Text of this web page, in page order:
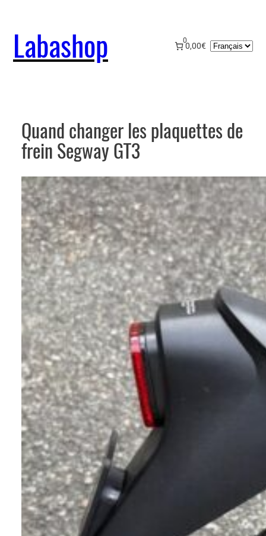
contenu
Labashop 0
0,00€
Choisir
Quand changer les plaquettes de
frein Segway GT3